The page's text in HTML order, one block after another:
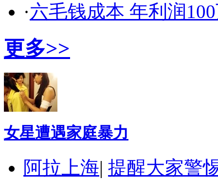
·六毛钱成本 年利润
更多>>
女星遭遇家庭暴力
阿拉上海| 提醒大家警